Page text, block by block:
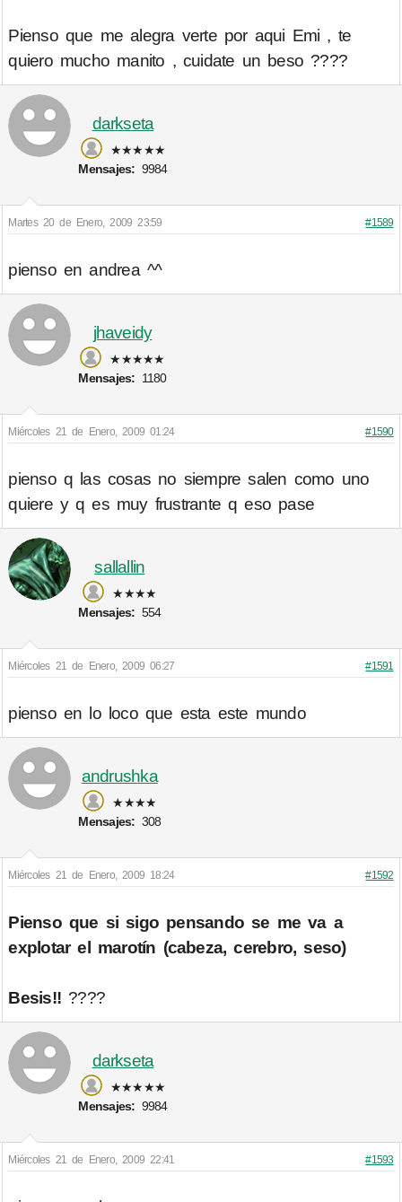
Pienso que me alegra verte por aqui Emi , te
quiero mucho manito , cuidate un beso ????
darkseta
★★★★★
Mensajes: 9984
Martes 20 de Enero, 2009 23:59 #1589
pienso en andrea ^^
jhaveidy
★★★★★
Mensajes: 1180
Miércoles 21 de Enero, 2009 01:24 #1590
pienso q las cosas no siempre salen como uno
quiere y q es muy frustrante q eso pase
sallallin
★★★★
Mensajes: 554
Miércoles 21 de Enero, 2009 06:27 #1591
pienso en lo loco que esta este mundo
andrushka
★★★★
Mensajes: 308
Miércoles 21 de Enero, 2009 18:24 #1592
Pienso que si sigo pensando se me va a
explotar el marotín (cabeza, cerebro, seso)
Besis!! ????
darkseta
★★★★★
Mensajes: 9984
Miércoles 21 de Enero, 2009 22:41 #1593